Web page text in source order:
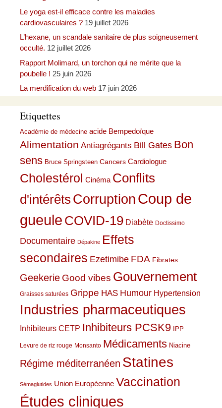
Le yoga est-il efficace contre les maladies
cardiovasculaires ? 19 juillet 2026
L’hexane, un scandale sanitaire de plus soigneusement
occulté. 12 juillet 2026
Rapport Molimard, un torchon qui ne mérite que la
poubelle ! 25 juin 2026
La merdification du web 17 juin 2026
Etiquettes
Académie de médecine acide Bempedoïque
Alimentation Antiagrégants Bill Gates Bon
sens Bruce Springsteen Cancers Cardiologue
Cholestérol Cinéma Conflits
d'intérêts CorruptionCoup de
gueule COVID-19 Diabète Doctissimo
Documentaire Dépakine Effets
secondaires Ezetimibe FDA Fibrates
Geekerie Good vibes Gouvernement
Graisses saturées Grippe HAS Humour Hypertension
Industries pharmaceutiques
Inhibiteurs CETP Inhibiteurs PCSK9 IPP
Levure de riz rouge Monsanto Médicaments Niacine
Régime méditerranéen Statines
Sémaglutides Union Européenne Vaccination
Études cliniques